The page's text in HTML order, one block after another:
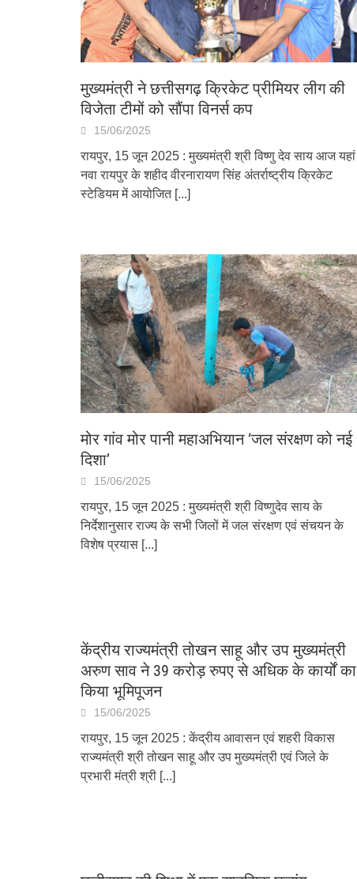
मुख्यमंत्री ने छत्तीसगढ़ क्रिकेट प्रीमियर लीग की
विजेता टीमों को सौंपा विनर्स कप
15/06/2025
रायपुर, 15 जून 2025 : मुख्यमंत्री श्री विष्णु देव साय आज यहां
नवा रायपुर के शहीद वीरनारायण सिंह अंतर्राष्ट्रीय क्रिकेट
स्टेडियम में आयोजित [...]
मोर गांव मोर पानी महाअभियान ‘जल संरक्षण को नई
दिशा’
15/06/2025
रायपुर, 15 जून 2025 : मुख्यमंत्री श्री विष्णुदेव साय के
निर्देशानुसार राज्य के सभी जिलों में जल संरक्षण एवं संचयन के
विशेष प्रयास [...]
केंद्रीय राज्यमंत्री तोखन साहू और उप मुख्यमंत्री
अरुण साव ने 39 करोड़ रुपए से अधिक के कार्यों का
किया भूमिपूजन
15/06/2025
रायपुर, 15 जून 2025 : केंद्रीय आवासन एवं शहरी विकास
राज्यमंत्री श्री तोखन साहू और उप मुख्यमंत्री एवं जिले के
प्रभारी मंत्री श्री [...]